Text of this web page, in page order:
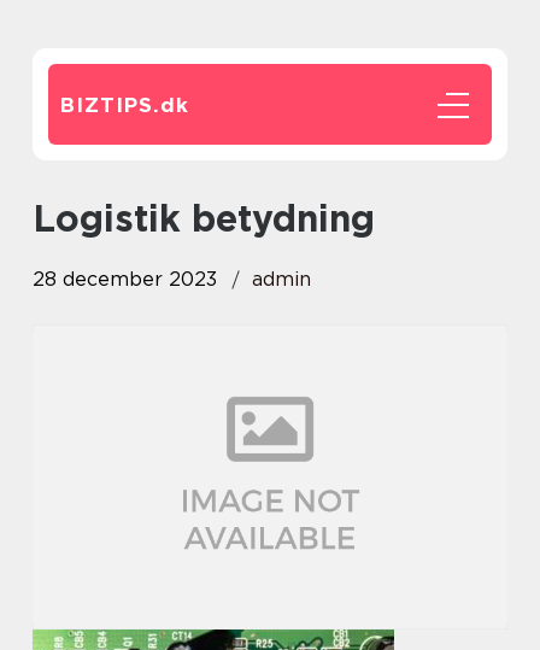
BIZTIPS.dk
logistik betydning
28 december 2023 admin